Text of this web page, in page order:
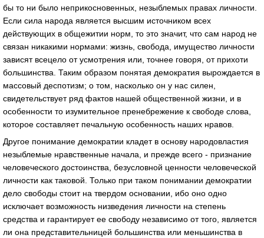
бы то ни было неприкосновенных, незыблемых правах личности.
Если сила народа является высшим источником всех
действующих в общежитии норм, то это значит, что сам народ не
связан никакими нормами: жизнь, свобода, имущество личности
зависят всецело от усмотрения или, точнее говоря, от прихоти
большинства. Таким образом понятая демократия вырождается в
массовый деспотизм; о том, насколько он у нас силен,
свидетельствует ряд фактов нашей общественной жизни, и в
особенности то изумительное пренебрежение к свободе слова,
которое составляет печальную особенность наших нравов.
Другое понимание демократии кладет в основу народовластия
незыблемые нравственные начала, и прежде всего - признание
человеческого достоинства, безусловной ценности человеческой
личности как таковой. Только при таком понимании демократии
дело свободы стоит на твердом основании, ибо оно одно
исключает возможность низведения личности на степень
средства и гарантирует ее свободу независимо от того, является
ли она представительницей большинства или меньшинства в